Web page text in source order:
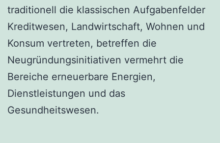
traditionell die klassischen Aufgabenfelder
Kreditwesen, Landwirtschaft, Wohnen und
Konsum vertreten, betreffen die
Neugründungsinitiativen vermehrt die
Bereiche erneuerbare Energien,
Dienstleistungen und das
Gesundheitswesen.